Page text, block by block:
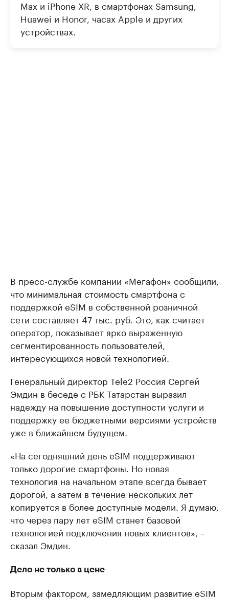
Max и iPhone XR, в смартфонах Samsung,
Huawei и Honor, часах Apple и других
устройствах.
В пресс-службе компании «Мегафон» сообщили,
что минимальная стоимость смартфона с
поддержкой eSIM в собственной розничной
сети составляет 47 тыс. руб. Это, как считает
оператор, показывает ярко выраженную
сегментированность пользователей,
интересующихся новой технологией.
Генеральный директор Tele2 Россия Сергей
Эмдин в беседе с РБК Татарстан выразил
надежду на повышение доступности услуги и
поддержку ее бюджетными версиями устройств
уже в ближайшем будущем.
«На сегодняшний день eSIM поддерживают
только дорогие смартфоны. Но новая
технология на начальном этапе всегда бывает
дорогой, а затем в течение нескольких лет
копируется в более доступные модели. Я думаю,
что через пару лет eSIM станет базовой
технологией подключения новых клиентов», –
сказал Эмдин.
Дело не только в цене
Вторым фактором, замедляющим развитие eSIM